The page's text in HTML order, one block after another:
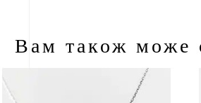
Вам також може